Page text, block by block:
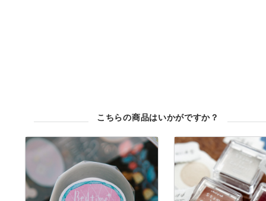
こちらの商品はいかがですか？